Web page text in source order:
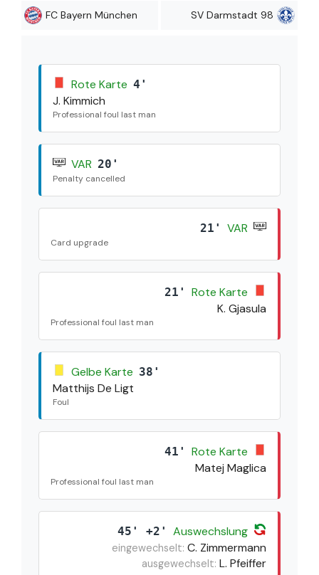
FC Bayern München SV Darmstadt 98
Rote Karte 4'
J. Kimmich
Professional foul last man
VAR 20'
Penalty cancelled
21' VAR
Card upgrade
21'
Rote Karte
K. Gjasula
Professional foul last man
Gelbe Karte 38'
Matthijs De Ligt
Foul
41'
Rote Karte
Matej Maglica
Professional foul last man
45' +2' Auswechslung
eingewechselt: C. Zimmermann
ausgewechselt: L. Pfeiffer